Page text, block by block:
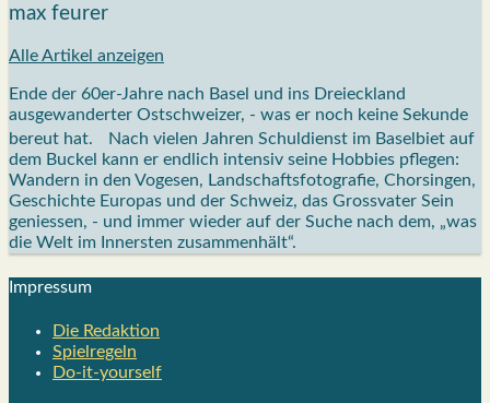
max feurer
Alle Artikel anzeigen
Ende der 60er-Jahre nach Basel und ins Dreieckland
ausgewanderter Ostschweizer, - was er noch keine Sekunde
bereut hat. Nach vielen Jahren Schuldienst im Baselbiet auf
dem Buckel kann er endlich intensiv seine Hobbies pflegen:
Wandern in den Vogesen, Landschaftsfotografie, Chorsingen,
Geschichte Europas und der Schweiz, das Grossvater Sein
geniessen, - und immer wieder auf der Suche nach dem, „was
die Welt im Innersten zusammenhält“.
Impres­sum
Die Redak­ti­on
Spiel­re­geln
Do-it-your­s­elf